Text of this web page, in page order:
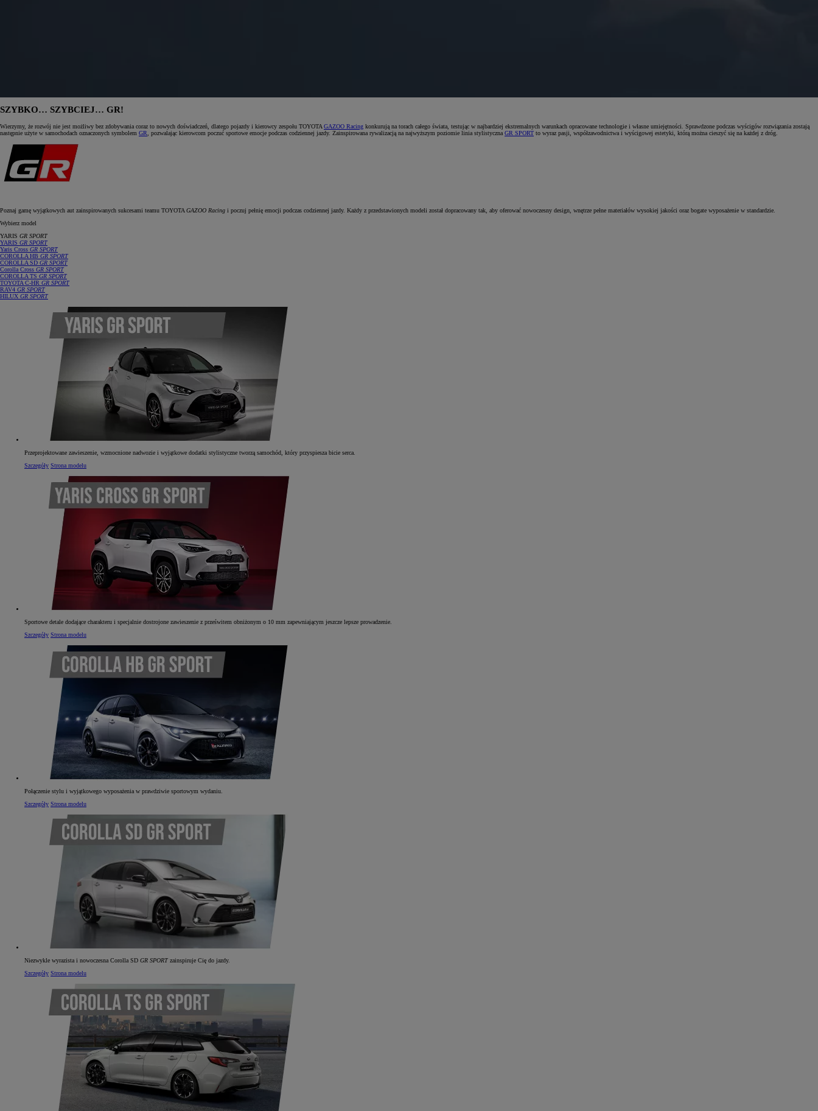
SZYBKO… SZYBCIEJ… GR!
Wierzymy, że rozwój nie jest możliwy bez zdobywania coraz to nowych doświadczeń, dlatego pojazdy i kierowcy zespołu TOYOTA GAZOO Racing konkurują na torach całego świata, testując w najbardziej ekstremalnych warunkach opracowane technologie i własne umiejętności. Sprawdzone podczas wyścigów rozwiązania zostają
następnie użyte w samochodach oznaczonych symbolem GR , pozwalając kierowcom poczuć sportowe emocje podczas codziennej jazdy. Zainspirowana rywalizacją na najwyższym poziomie linia stylistyczna GR SPORT to wyraz pasji, współzawodnictwa i wyścigowej estetyki, którą można cieszyć się na każdej z dróg.
Poznaj gamę wyjątkowych aut zainspirowanych sukcesami teamu TOYOTA GAZOO Racing i poczuj pełnię emocji podczas codziennej jazdy. Każdy z przedstawionych modeli został dopracowany tak, aby oferować nowoczesny design, wnętrze pełne materiałów wysokiej jakości oraz bogate wyposażenie w standardzie.
Wybierz model
YARIS GR SPORT
YARIS GR SPORT
Yaris Cross GR SPORT
COROLLA HB GR SPORT
COROLLA SD GR SPORT
Corolla Cross GR SPORT
COROLLA TS GR SPORT
TOYOTA C‑HR GR SPORT
RAV4 GR SPORT
HILUX GR SPORT
Przeprojektowane zawieszenie, wzmocnione nadwozie i wyjątkowe dodatki stylistyczne tworzą samochód, który przyspiesza bicie serca.
Szczegóły Strona modelu
Sportowe detale dodające charakteru i specjalnie dostrojone zawieszenie z prześwitem obniżonym o 10 mm zapewniającym jeszcze lepsze prowadzenie.
Szczegóły Strona modelu
Połączenie stylu i wyjątkowego wyposażenia w prawdziwie sportowym wydaniu.
Szczegóły Strona modelu
Niezwykle wyrazista i nowoczesna Corolla SD GR SPORT zainspiruje Cię do jazdy.
Szczegóły Strona modelu